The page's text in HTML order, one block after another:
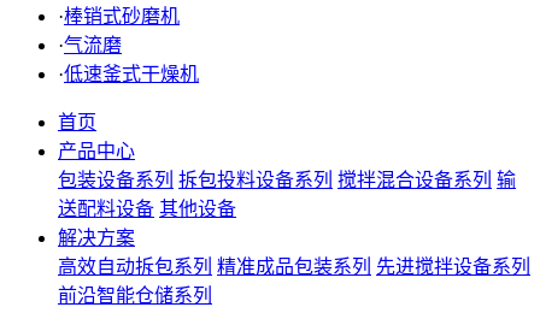
·棒销式砂磨机
·气流磨
·低速釜式干燥机
首页
产品中心
包装设备系列 拆包投料设备系列 搅拌混合设备系列 输
送配料设备 其他设备
解决方案
高效自动拆包系列 精准成品包装系列 先进搅拌设备系列
前沿智能仓储系列